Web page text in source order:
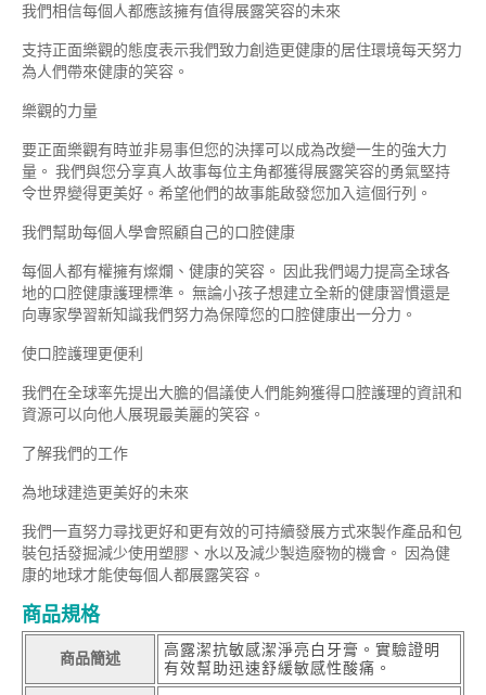
我們相信每個人都應該擁有值得展露笑容的未來
支持正面樂觀的態度表示我們致力創造更健康的居住環境每天努力
為人們帶來健康的笑容。
樂觀的力量
要正面樂觀有時並非易事但您的決擇可以成為改變一生的強大力
量。 我們與您分享真人故事每位主角都獲得展露笑容的勇氣堅持
令世界變得更美好。希望他們的故事能啟發您加入這個行列。
我們幫助每個人學會照顧自己的口腔健康
每個人都有權擁有燦爛、健康的笑容。 因此我們竭力提高全球各
地的口腔健康護理標準。 無論小孩子想建立全新的健康習慣還是
向專家學習新知識我們努力為保障您的口腔健康出一分力。
使口腔護理更便利
我們在全球率先提出大膽的倡議使人們能夠獲得口腔護理的資訊和
資源可以向他人展現最美麗的笑容。
了解我們的工作
為地球建造更美好的未來
我們一直努力尋找更好和更有效的可持續發展方式來製作產品和包
裝包括發掘減少使用塑膠、水以及減少製造廢物的機會。 因為健
康的地球才能使每個人都展露笑容。
商品規格
商品簡述
高露潔抗敏感潔淨亮白牙膏。實驗證明
有效幫助迅速舒緩敏感性酸痛。